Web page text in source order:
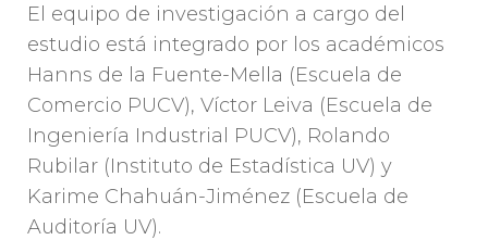
El equipo de investigación a cargo del
estudio está integrado por los académicos
Hanns de la Fuente-Mella (Escuela de
Comercio PUCV), Víctor Leiva (Escuela de
Ingeniería Industrial PUCV), Rolando
Rubilar (Instituto de Estadística UV) y
Karime Chahuán-Jiménez (Escuela de
Auditoría UV).